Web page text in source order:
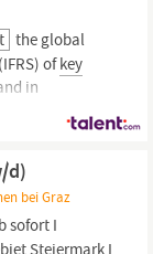
the global
ofkey
in
and
and
areas of
d)
bei Graz
sofort I
Steiermark I